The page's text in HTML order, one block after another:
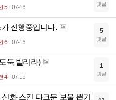
5 07-16 댓글
진행중입니다.
6 07-16
5
댓글
둑 발리라)
4 07-16
1
댓글
화 스킨 다크문 보물 뽑기